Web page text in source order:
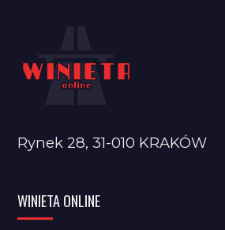
Rynek 28, 31-010 KRAKÓW
WINIETA ONLINE